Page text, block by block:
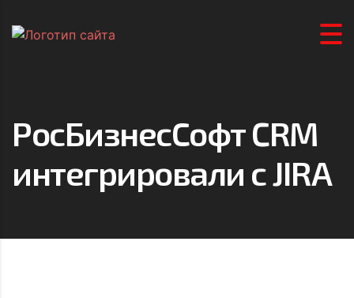
РосБизнесСофт CRM
интегрировали с JIRA